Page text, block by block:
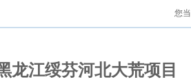
您
龙江绥芬河北大荒项目